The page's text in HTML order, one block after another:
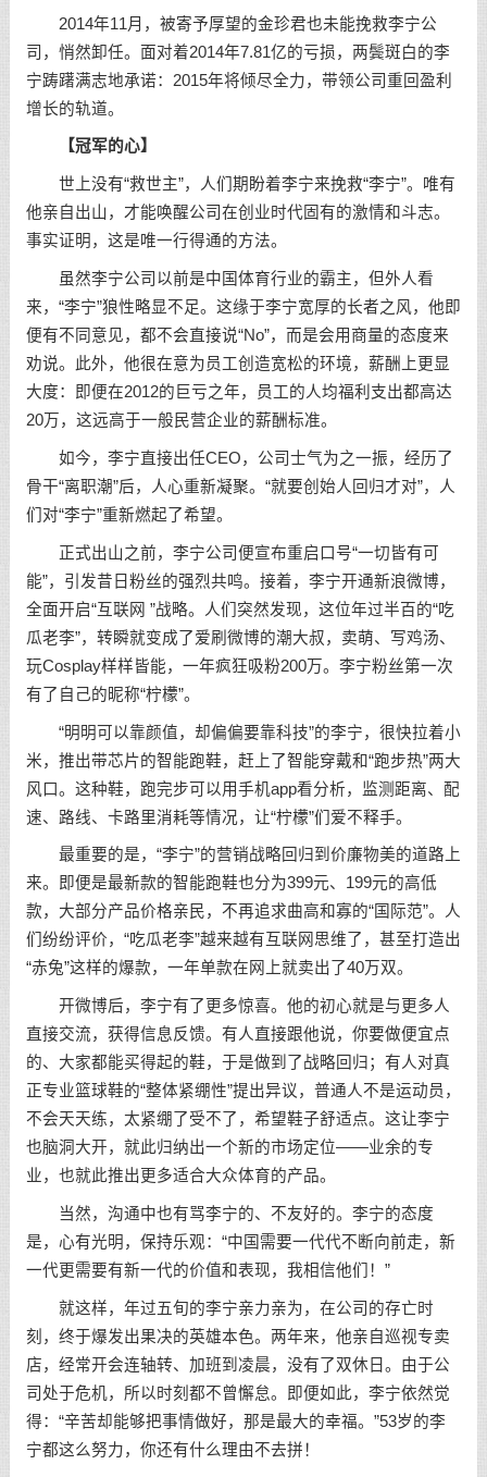
2014年11月，被寄予厚望的金珍君也未能挽救李宁公
司，悄然卸任。面对着2014年7.81亿的亏损，两鬓斑白的李
宁踌躇满志地承诺：2015年将倾尽全力，带领公司重回盈利
增长的轨道。
【冠军的心】
世上没有“救世主”，人们期盼着李宁来挽救“李宁”。唯有
他亲自出山，才能唤醒公司在创业时代固有的激情和斗志。
事实证明，这是唯一行得通的方法。
虽然李宁公司以前是中国体育行业的霸主，但外人看
来，“李宁”狼性略显不足。这缘于李宁宽厚的长者之风，他即
便有不同意见，都不会直接说“No”，而是会用商量的态度来
劝说。此外，他很在意为员工创造宽松的环境，薪酬上更显
大度：即便在2012的巨亏之年，员工的人均福利支出都高达
20万，这远高于一般民营企业的薪酬标准。
如今，李宁直接出任CEO，公司士气为之一振，经历了
骨干“离职潮”后，人心重新凝聚。“就要创始人回归才对”，人
们对“李宁”重新燃起了希望。
正式出山之前，李宁公司便宣布重启口号“一切皆有可
能”，引发昔日粉丝的强烈共鸣。接着，李宁开通新浪微博，
全面开启“互联网 ”战略。人们突然发现，这位年过半百的“吃
瓜老李”，转瞬就变成了爱刷微博的潮大叔，卖萌、写鸡汤、
玩Cosplay样样皆能，一年疯狂吸粉200万。李宁粉丝第一次
有了自己的昵称“柠檬”。
“明明可以靠颜值，却偏偏要靠科技”的李宁，很快拉着小
米，推出带芯片的智能跑鞋，赶上了智能穿戴和“跑步热”两大
风口。这种鞋，跑完步可以用手机app看分析，监测距离、配
速、路线、卡路里消耗等情况，让“柠檬”们爱不释手。
最重要的是，“李宁”的营销战略回归到价廉物美的道路上
来。即便是最新款的智能跑鞋也分为399元、199元的高低
款，大部分产品价格亲民，不再追求曲高和寡的“国际范”。人
们纷纷评价，“吃瓜老李”越来越有互联网思维了，甚至打造出
“赤兔”这样的爆款，一年单款在网上就卖出了40万双。
开微博后，李宁有了更多惊喜。他的初心就是与更多人
直接交流，获得信息反馈。有人直接跟他说，你要做便宜点
的、大家都能买得起的鞋，于是做到了战略回归；有人对真
正专业篮球鞋的“整体紧绷性”提出异议，普通人不是运动员，
不会天天练，太紧绷了受不了，希望鞋子舒适点。这让李宁
也脑洞大开，就此归纳出一个新的市场定位——业余的专
业，也就此推出更多适合大众体育的产品。
当然，沟通中也有骂李宁的、不友好的。李宁的态度
是，心有光明，保持乐观：“中国需要一代代不断向前走，新
一代更需要有新一代的价值和表现，我相信他们！”
就这样，年过五旬的李宁亲力亲为，在公司的存亡时
刻，终于爆发出果决的英雄本色。两年来，他亲自巡视专卖
店，经常开会连轴转、加班到凌晨，没有了双休日。由于公
司处于危机，所以时刻都不曾懈怠。即便如此，李宁依然觉
得：“辛苦却能够把事情做好，那是最大的幸福。”53岁的李
宁都这么努力，你还有什么理由不去拼！